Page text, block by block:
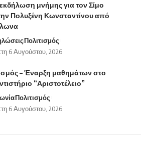
μνήμης για τον Σίμο
Πολυξένη Κωνσταντίνου από
Πολιτισμός
6 Αυγούστου, 2026
– Έναρξη μαθημάτων στο
“Αριστοτέλειο”
Πολιτισμός
6 Αυγούστου, 2026